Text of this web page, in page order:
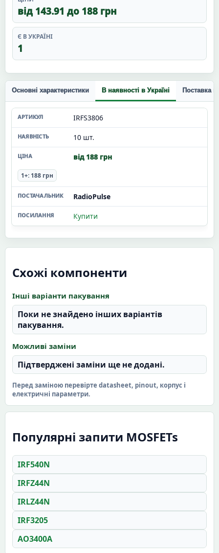
від 143.91 до 188 грн
Є В УКРАЇНІ
1
Основні характеристики В наявності в Україні Поставка
IRFS3806
10 шт.
від 188 грн
1+: 188 грн
RadioPulse
Купити
Схожі компоненти
Інші варіанти пакування
Поки не знайдено інших варіантів
пакування.
Можливі заміни
Підтверджені заміни ще не додані.
Перед заміною перевірте datasheet, pinout, корпус і
електричні параметри.
Популярні запити MOSFETs
IRF540N
IRFZ44N
IRLZ44N
IRF3205
AO3400A